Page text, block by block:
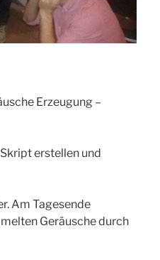
Erzeugung –
erstellen und
Am Tagesende
Geräusche durch